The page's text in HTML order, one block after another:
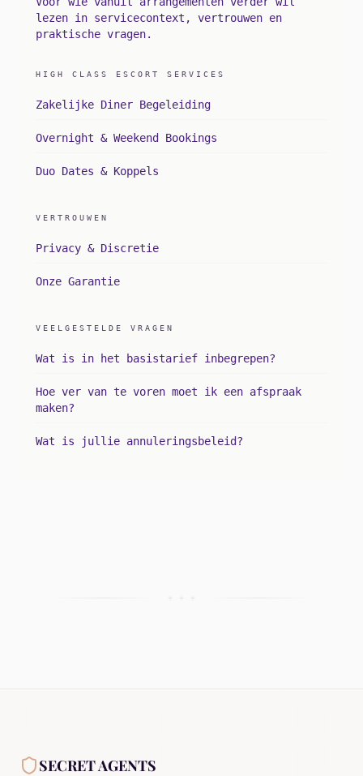
lezen in servicecontext, vertrouwen en
praktische vragen.
HIGH CLASS ESCORT SERVICES
Zakelijke Diner Begeleiding
Overnight & Weekend Bookings
Duo Dates & Koppels
VERTROUWEN
Privacy & Discretie
Onze Garantie
VEELGESTELDE VRAGEN
Wat is in het basistarief inbegrepen?
Hoe ver van te voren moet ik een afspraak
maken?
Wat is jullie annuleringsbeleid?
+ + +
SECRET AGENTS